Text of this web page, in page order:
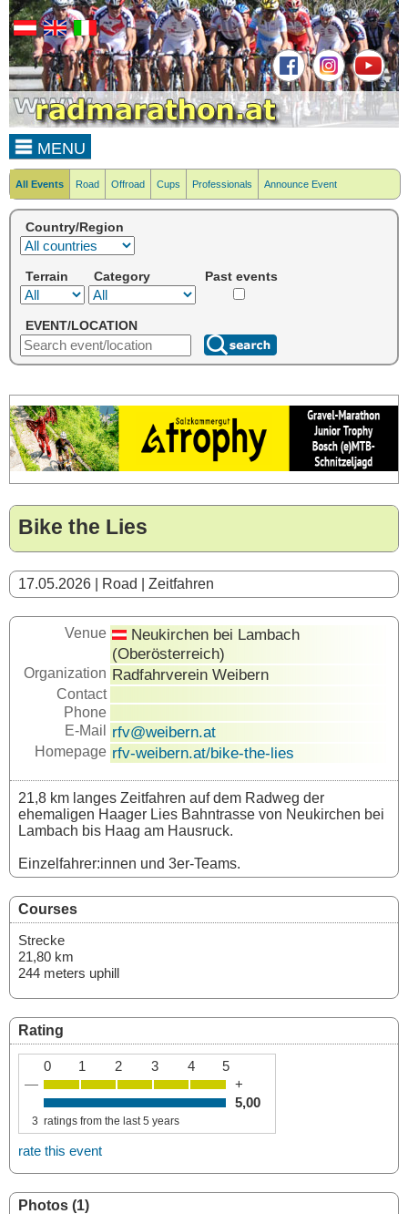
MENU
All Events Road Offroad Cups Professionals Announce Event
Country/Region
Terrain Category Past events
EVENT/LOCATION
Bike the Lies
17.05.2026 | Road | Zeitfahren
Venue
Neukirchen bei Lambach
(Oberösterreich)
Organization Radfahrverein Weibern
Contact
Phone
E-Mail
rfv@weibern.at
Homepage rfv-weibern.at/bike-the-lies
21,8 km langes Zeitfahren auf dem Radweg der
ehemaligen Haager Lies Bahntrasse von Neukirchen bei
Lambach bis Haag am Hausruck.
Einzelfahrer:innen und 3er-Teams.
Courses
Strecke
21,80 km
244 meters uphill
Rating
0 1 2 3 4
5
—
+
5,00
3 ratings from the last 5 years
rate this event
Photos (1)